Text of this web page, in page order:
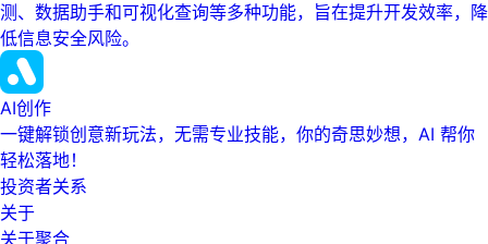
测、数据助手和可视化查询等多种功能，旨在提升开发效率，降
低信息安全风险。
AI创作
一键解锁创意新玩法，无需专业技能，你的奇思妙想，AI 帮你
轻松落地！
投资者关系
关于
关于聚合